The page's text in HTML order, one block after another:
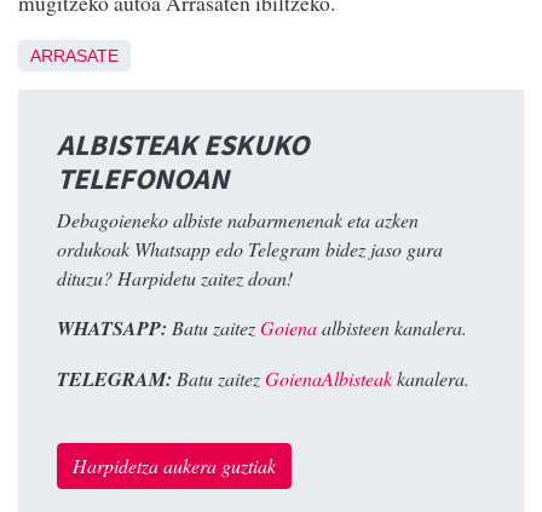
ARRASATE
ALBISTEAK ESKUKO
TELEFONOAN
Debagoieneko albiste nabarmenenak eta azken
ordukoak Whatsapp edo Telegram bidez jaso gura
dituzu? Harpidetu zaitez doan!
WHATSAPP: Batu zaitezGoienaalbisteen kanalera.
TELEGRAM: Batu zaitezGoienaAlbisteakkanalera.
Harpidetza aukera guztiak